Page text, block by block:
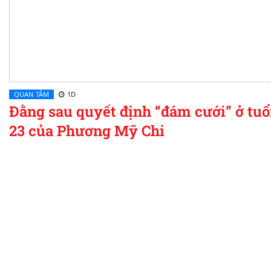
QUAN TÂM 1D
Đằng sau quyết định “đám cưới” ở
23 của Phương Mỹ Chi